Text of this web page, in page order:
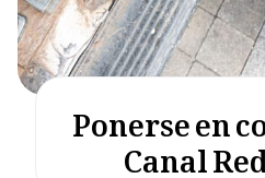
Ponerse en
Canal